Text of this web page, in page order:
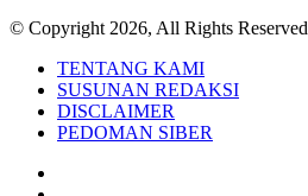
© Copyright 2026, All Rights Reserved
TENTANG KAMI
SUSUNAN REDAKSI
DISCLAIMER
PEDOMAN SIBER